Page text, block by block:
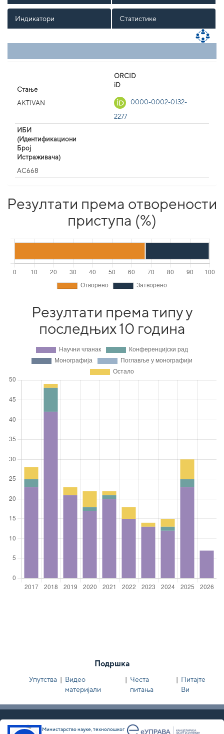
Индикатори Статистике
Стање
AKTIVAN
ORCID
iD
0000-0002-0132-
2277
ИБИ
(Идентификациони
Број
Истраживача)
AC668
Резултати према отворености
приступа (%)
Резултати према типу у
последњих 10 година
Подршка
Упутства | Видео
материјали
| Честа
питања
| Питајте
Ви
Министарство науке, технолошког